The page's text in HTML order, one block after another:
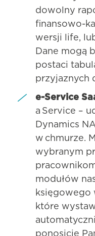
dowolny
finansowo-
wersji life,
Dane mogą
postaci
przyjaznych
e-Service
a Service –
Dynamics
w chmurze.
wybranym
modułów
księgowego
które
ponosicie